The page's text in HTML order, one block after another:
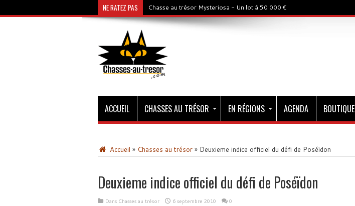
NE RATEZ PAS Chasse au trésor Mysteriosa - Un lot à 50 000 €
ACCUEIL CHASSES AU TRÉSOR EN RÉGIONS AGENDA BOUTIQUE
Accueil » Chasses au trésor » Deuxieme indice officiel du défi de Poséïdon
Deuxieme indice officiel du défi de Poséïdon
Dans Chasses au trésor 6 septembre 2010 0